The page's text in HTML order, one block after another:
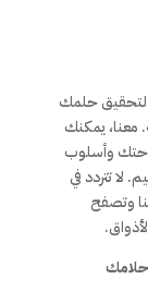
لتحقيق حلمك
معنا، يمكنك
وأسلوب
لا تتردد في
وتصفح